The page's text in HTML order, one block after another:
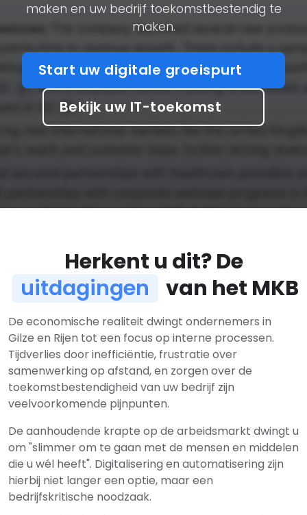
maken en uw bedrijf toekomstbestendig te
maken.
Start uw digitale groeispurt
Bekijk uw IT-toekomst
Herkent u dit? De
uitdagingen
van het MKB
De economische realiteit dwingt ondernemers in
Gilze en Rijen tot een focus op interne processen.
Tijdverlies door inefficiëntie, frustratie over
samenwerking op afstand, en zorgen over de
toekomstbestendigheid van uw bedrijf zijn
veelvoorkomende pijnpunten.
De aanhoudende krapte op de arbeidsmarkt dwingt u
om "slimmer om te gaan met de mensen en middelen
die u wél heeft". Digitalisering en automatisering zijn
hierbij niet langer een optie, maar een
bedrijfskritische noodzaak.